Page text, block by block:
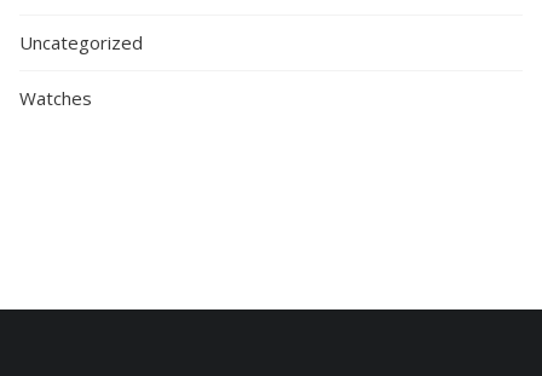
Uncategorized
Watches